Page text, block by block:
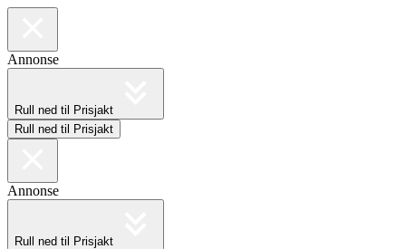
Annonse
Rull ned til Prisjakt
Rull ned til Prisjakt
Annonse
Rull ned til Prisjakt